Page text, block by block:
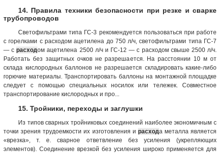
14. Правила техники безопасности при резке и сварке
трубопроводов
Светофильтрами типа ГС-3 рекомендуется пользоваться при работе
с горелками с расходом ацетилена до 750 л/ч, светофильтрами типа ГС-7
— срасходом ацетилена 2500 л/ч и ГС-12 — с расходом свыше 2500 л/ч.
Работать без защитных очков не разрешается. На расстоянии 10 м от
склада кислородных баллонов не разрешается складировать какие-либо
горючие материалы. Транспортировать баллоны на монтажной площадке
следует с помощью специальных носилок или тележек. Совместное
транспортирование кислородных и про...
15. Тройники, переходы и заглушки
Из типов сварных тройниковых соединений наиболее экономичным с
точки зрения трудоемкости их изготовления и расхода металла является
«врезка», т. е. сварное ответвление без усиления (укрепляющих
элементов). Соединение врезкой без усиления широко применяется для